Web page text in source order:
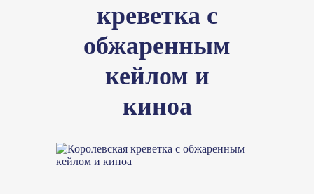
креветка с
обжаренным
кейлом и
киноа